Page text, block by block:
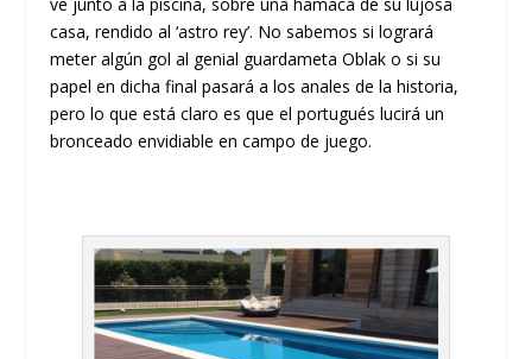
casa, rendido al ‘astro rey’. No sabemos si logrará
meter algún gol al genial guardameta Oblak o si su
papel en dicha final pasará a los anales de la historia,
pero lo que está claro es que el portugués lucirá un
bronceado envidiable en campo de juego.